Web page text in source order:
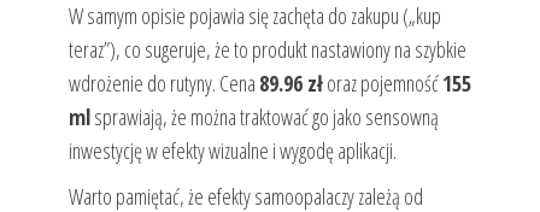
W samym opisie pojawia się zachęta do zakupu („kup
teraz”), co sugeruje, że to produkt nastawiony na szybkie
wdrożenie do rutyny. Cena 89.96 złoraz pojemność155
mlsprawiają, że można traktować go jako sensowną
inwestycję w efekty wizualne i wygodę aplikacji.
Warto pamiętać, że efekty samoopalaczy zależą od